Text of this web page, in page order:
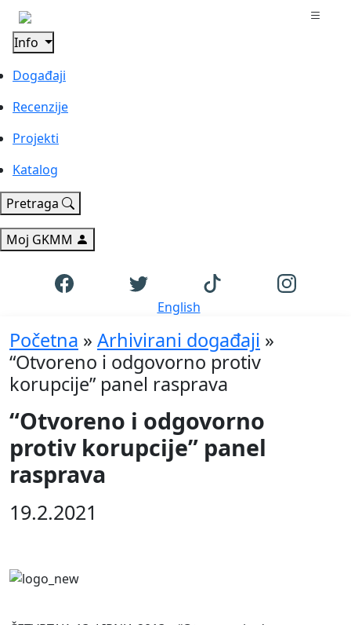
Info
Događaji
Recenzije
Projekti
Katalog
Pretraga
Moj GKMM
English
Početna » Arhivirani događaji »
“Otvoreno i odgovorno protiv
korupcije” panel rasprava
“Otvoreno i odgovorno
protiv korupcije” panel
rasprava
19.2.2021